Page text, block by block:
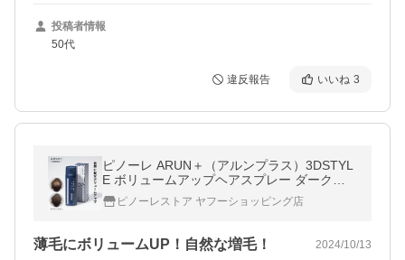
投稿者情報
50代
違反報告 いいね 3
ピノーレ ARUN＋（アルンプラス）3DSTYL
E ボリュームアップヘアスプレー ダークブ
ラウン 増毛スプレー 無香料 薄毛隠し 汗に強
い 男性 女性 ハゲ隠し 薄げ隠し
ピノーレストア ヤフーショッピング店
薄毛にボリュームUP！自然な増毛！ 2024/10/13